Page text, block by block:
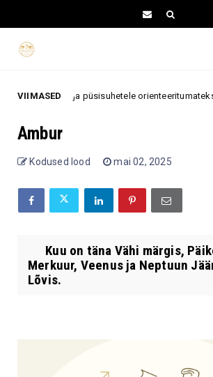
VIIMASED ja püsisuhetele orienteeritumateks
Ambur
Kodused lood mai 02, 2025
Kuu on täna Vähi märgis,
Merkuur, Veenus ja Neptuun
Lõvis.